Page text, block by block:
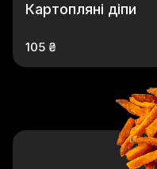
Картопляні діпи
105 ₴